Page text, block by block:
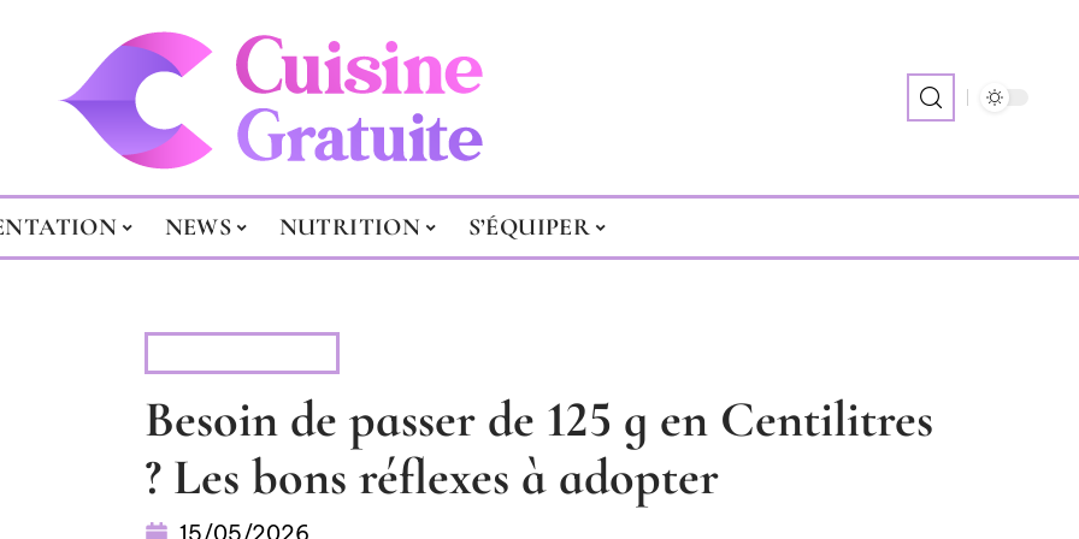
NEWS NUTRITION S’ÉQUIPER
Besoin de passer de 125 g en Centilitres
? Les bons réflexes à adopter